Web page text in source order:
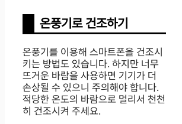
온풍기로 건조하기
온풍기를 이용해 스마트폰을 건조시
키는 방법도 있습니다. 하지만 너무
뜨거운 바람을 사용하면 기기가 더
손상될 수 있으니 주의해야 합니다.
적당한 온도의 바람으로 멀리서 천천
히 건조시켜 주세요.